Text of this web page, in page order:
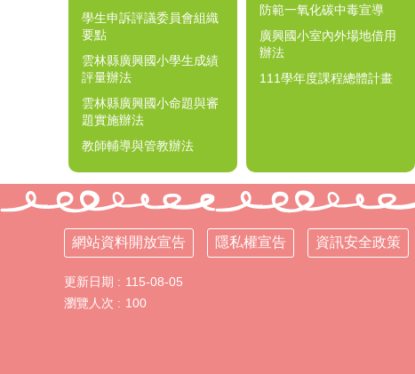
學生申訴評議委員會組織
要點
雲林縣廣興國小學生成績
評量辦法
雲林縣廣興國小命題與審
題實施辦法
教師輔導與管教辦法
防範一氧化碳中毒宣導
廣興國小室內外場地借用
辦法
111學年度課程總體計畫
網站資料開放宣告 隱私權宣告 資訊安全政策
更新日期
115-08-05
瀏覽人次
100